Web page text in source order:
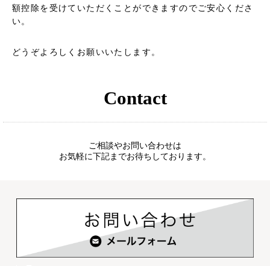
額控除を受けていただくことができますのでご安心くださ
い。
どうぞよろしくお願いいたします。
Contact
ご相談やお問い合わせは
お気軽に下記までお待ちしております。